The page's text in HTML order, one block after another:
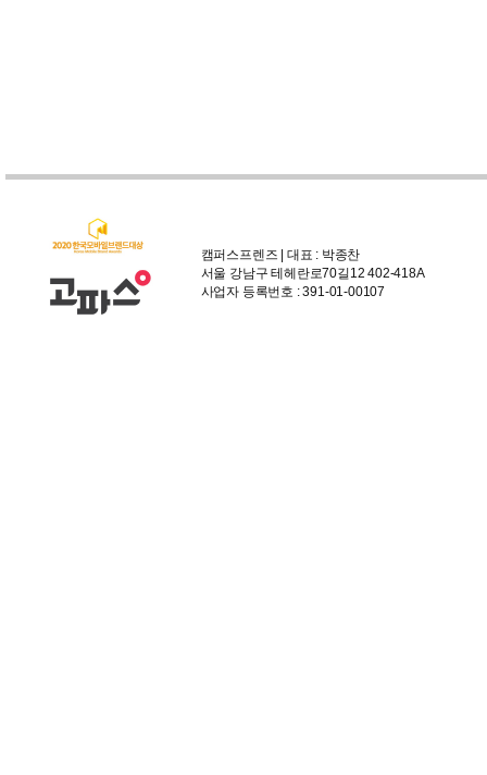
캠퍼스프렌즈 | 대표 : 박종찬
서울 강남구 테헤란로70길12 402-418A
사업자 등록번호 : 391-01-00107